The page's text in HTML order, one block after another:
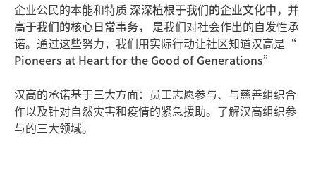
企业公民的本能和特质深深植根于我们的企业文化中，并
高于我们的核心日常事务，
是我们对社会作出的自发性承
诺。通过这些努力，我们用实际行动让社区知道汉高是“
Pioneers at Heart for the Good of Generations”
汉高的承诺基于三大方面：员工志愿参与、与慈善组织合
作以及针对自然灾害和疫情的紧急援助。了解汉高组织参
与的三大领域。